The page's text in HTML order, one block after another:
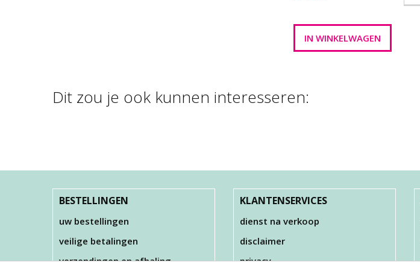
Dit zou je ook kunnen interesseren:
35 GR
BESTELLINGEN
uw bestellingen
veilige betalingen
verzendingen en afhaling
KLANTENSERVICES
dienst na verkoop
disclaimer
privacy